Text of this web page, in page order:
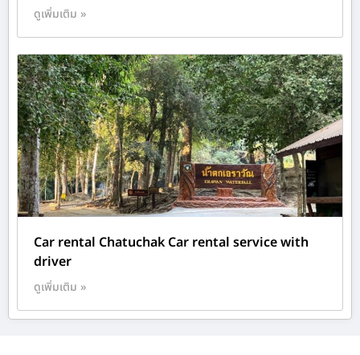
ดูเพิ่มเติม »
Car rental Chatuchak Car rental service with
driver
ดูเพิ่มเติม »